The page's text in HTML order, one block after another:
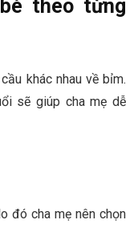
theo từng
khác nhau về bỉm.
sẽ giúp cha mẹ dễ
đó cha mẹ nên chọn